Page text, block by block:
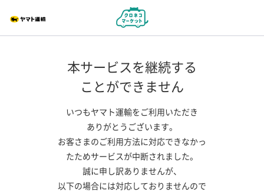
本サービスを継続する
ことができません
いつもヤマト運輸をご利用いただき
ありがとうございます。
お客さまのご利用方法に対応できなかっ
たためサービスが中断されました。
誠に申し訳ありませんが、
以下の場合には対応しておりませんので